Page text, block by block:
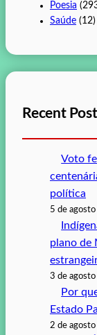
Poesia
Saúde (12)
Recent
Voto
política
5 de
plano de
3 de
Por
Estado
2 de